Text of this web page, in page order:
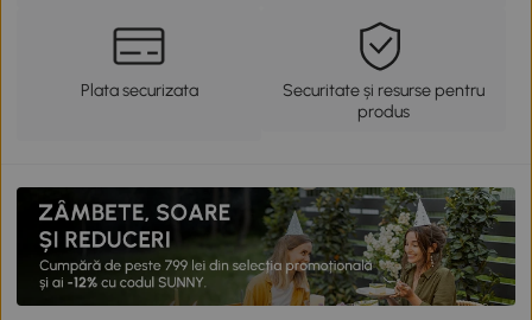
Plata securizata
Securitate și resurse pentru
produs